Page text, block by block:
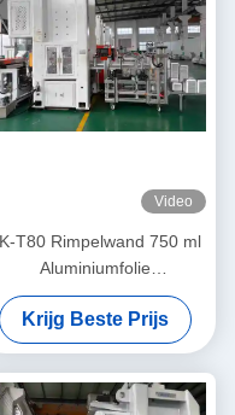
Video
T80 Rimpelwand 750 ml
Aluminiumfolie
Geen kleur
vervaag Maker
Krijg Beste Prijs